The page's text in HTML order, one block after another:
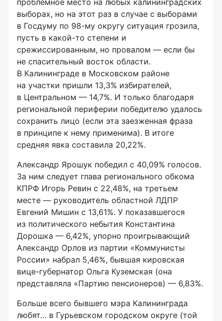
выборах, но на этот раз в случае с выборами
в Госдуму по 98-му округу ситуация грозила,
пусть в какой-то степени и
срежиссированным, но провалом — если бы
не спасительный восток области.
В Калининграде в Московском районе
на участки пришли 13,3% избирателей,
в Центральном — 14,7%. И только благодаря
региональной периферии победителю удалось
сохранить лицо (если эта заезженная фраза
в принципе к нему применима). В итоге
средняя явка составила 20,22%.
Александр Ярошук победил с 40,09% голосов.
За ним следует глава регионального обкома
КПРФ Игорь Ревин с 22,48%, на третьем
месте — руководитель областной ЛДПР
Евгений Мишин с 13,61%. У показавшегося
из политического небытия Константина
Дорошка — 6,42%, упорно проигрывающий
Александр Орлов из партии «Коммунисты
России» набрал 5,46%, бывшая кировская
вице-губернатор Ольга Куземская (она
представляла «Партию пенсионеров) — 6,83%.
Больше всего бывшего мэра Калининграда
любят… в Гурьевском городском округе (той